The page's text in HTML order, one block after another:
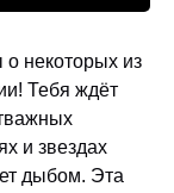
о некоторых из
Тебя ждёт
и звездах
дыбом. Эта